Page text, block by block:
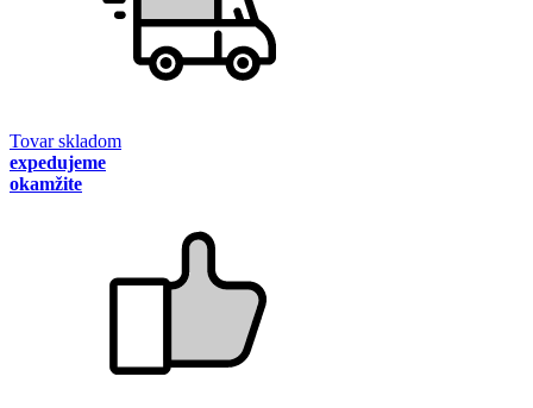
Tovar skladom
expedujeme
okamžite